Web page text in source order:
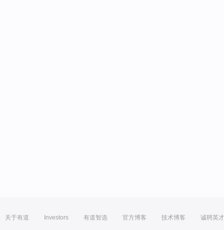
关于有道 Investors 有道智选 官方博客 技术博客 诚聘英才